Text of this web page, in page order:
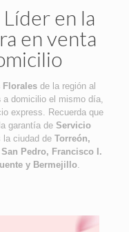
en la
en venta
Floralesde la región al
a domicilio el mismo día,
express. Recuerda que
garantía de Servicio
la ciudad de Torreón,
Pedro, Francisco I.
y Bermejillo.